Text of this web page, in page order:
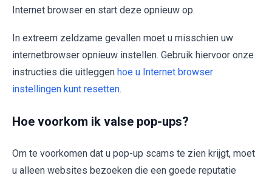
Internet browser en start deze opnieuw op.
In extreem zeldzame gevallen moet u misschien uw
internetbrowser opnieuw instellen. Gebruik hiervoor onze
instructies die uitleggen hoe u Internet browser
instellingen kunt resetten.
Hoe voorkom ik valse pop-ups?
Om te voorkomen dat u pop-up scams te zien krijgt, moet
u alleen websites bezoeken die een goede reputatie